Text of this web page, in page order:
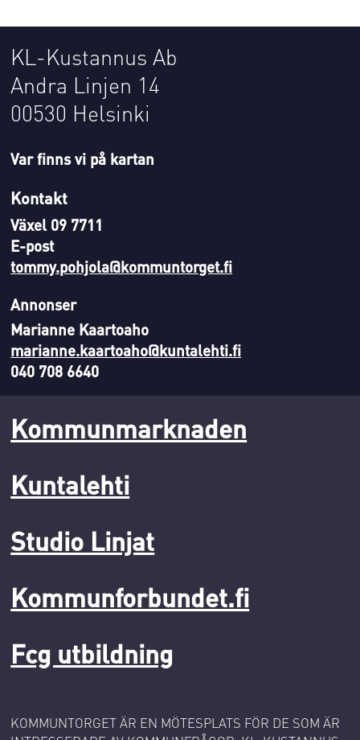
KL-Kustannus Ab
Andra Linjen 14
00530 Helsinki
Var finns vi på kartan
Kontakt
Växel 09 7711
E-post
tommy.pohjola@kommuntorget.fi
Annonser
Marianne Kaartoaho
marianne.kaartoaho@kuntalehti.fi
040 708 6640
Kommunmarknaden
Kuntalehti
Studio Linjat
Kommunforbundet.fi
Fcg utbildning
KOMMUNTORGET ÄR EN MÖTESPLATS FÖR DE SOM ÄR